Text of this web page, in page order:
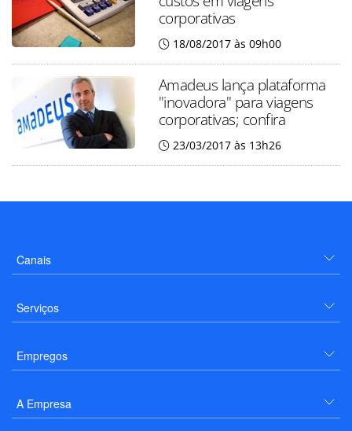
corporativas
18/08/2017 às 09h00
Amadeus lança plataforma
"inovadora" para viagens
corporativas; confira
23/03/2017 às 13h26
Canais
Serviços
Empregos
A Empresa